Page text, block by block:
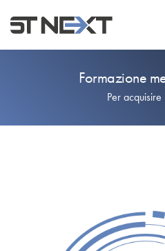
Formazione
Per